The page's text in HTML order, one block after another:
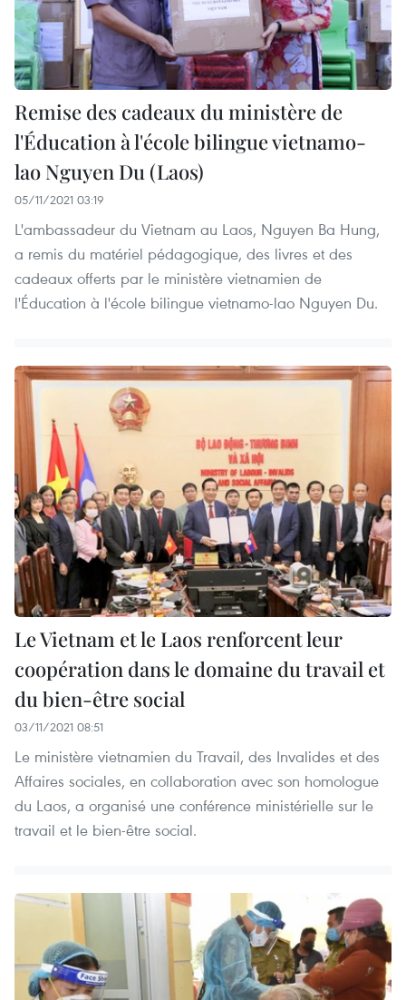
Remise des cadeaux du ministère de
l'Éducation à l'école bilingue vietnamo-
lao Nguyen Du (Laos)
05/11/2021 03:19
L'ambassadeur du Vietnam au Laos, Nguyen Ba Hung,
a remis du matériel pédagogique, des livres et des
cadeaux offerts par le ministère vietnamien de
l'Éducation à l'école bilingue vietnamo-lao Nguyen Du.
Le Vietnam et le Laos renforcent leur
coopération dans le domaine du travail et
du bien-être social
03/11/2021 08:51
Le ministère vietnamien du Travail, des Invalides et des
Affaires sociales, en collaboration avec son homologue
du Laos, a organisé une conférence ministérielle sur le
travail et le bien-être social.